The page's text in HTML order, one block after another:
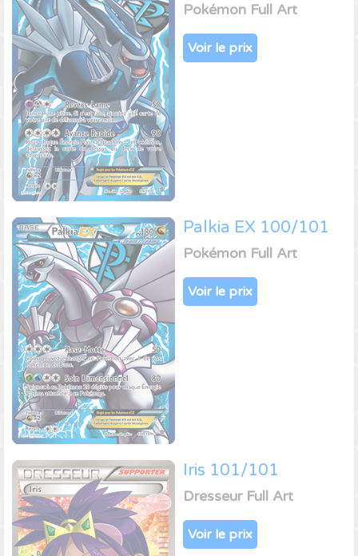
Pokémon Full Art
Voir le prix
Palkia EX 100/101
Pokémon Full Art
Voir le prix
Iris 101/101
Dresseur Full Art
Voir le prix